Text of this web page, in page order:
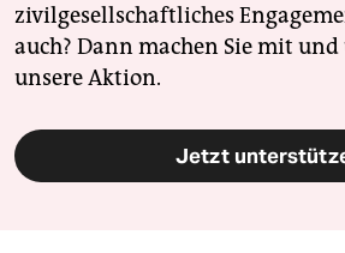
zivilgesellschaftliches
auch? Dann machen Sie mit
unsere Aktion.
Jetzt